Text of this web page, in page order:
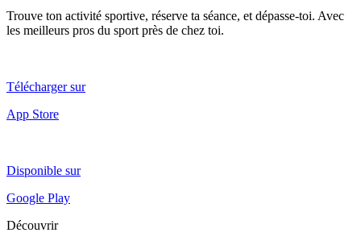
Trouve ton activité sportive, réserve ta séance, et dépasse-toi. Avec
les meilleurs pros du sport près de chez toi.
Télécharger sur
App Store
Disponible sur
Google Play
Découvrir